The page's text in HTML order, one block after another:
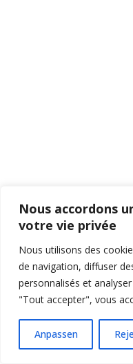
Nous accordons
votre vie privée
Nous utilisons des
de navigation, diffuser
personnalisés et
"Tout accepter", vous
Anpassen